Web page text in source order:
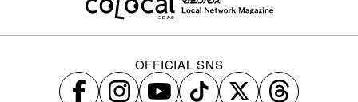
OFFICIAL SNS